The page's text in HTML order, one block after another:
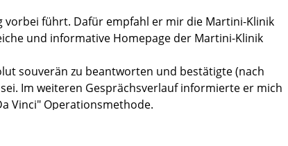
vorbei führt. Dafür empfahl er mir die Martini-Klinik
und informative Homepage der Martini-Klinik
souverän zu beantworten und bestätigte (nach
Im weiteren Gesprächsverlauf informierte er mich
Vinci" Operationsmethode.
der OP und in den darauffolgenden Tagen die Zeit,